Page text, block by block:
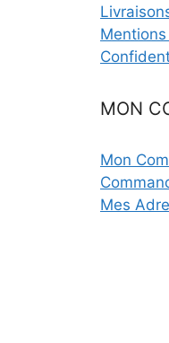
MON
Mon
Mes